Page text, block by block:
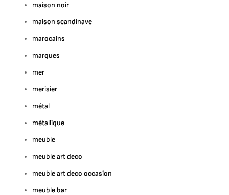
maison noir
maison scandinave
marocains
marques
mer
merisier
métal
métallique
meuble
meuble art deco
meuble art deco occasion
meuble bar